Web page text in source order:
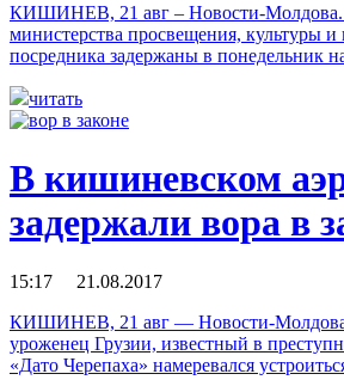
КИШИНЕВ, 21 авг – Новости-Молдова.
министерства просвещения, культуры и
посредника задержаны в понедельник
читать
В кишиневском
задержали вора в
15:17 21.08.2017
КИШИНЕВ, 21 авг — Новости-
уроженец Грузии, известный в
«Дато Черепаха» намеревался